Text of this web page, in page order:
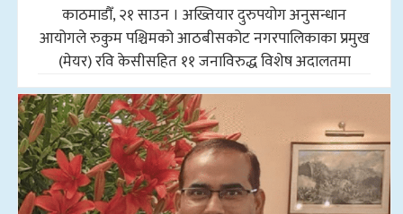
काठमाडौँ, २१ साउन । अख्तियार दुरुपयोग अनुसन्धान
आयोगले रुकुम पश्चिमको आठबीसकोट नगरपालिकाका प्रमुख
(मेयर) रवि केसीसहित ११ जनाविरुद्ध विशेष अदालतमा